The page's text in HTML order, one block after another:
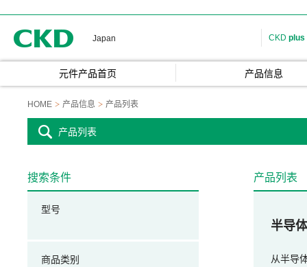
Japan CKD plus
元件产品首页 产品信息
HOME 产品信息 产品列表
产品列表
产品列表
半导
从半导
搜索条件
型号
商品类别